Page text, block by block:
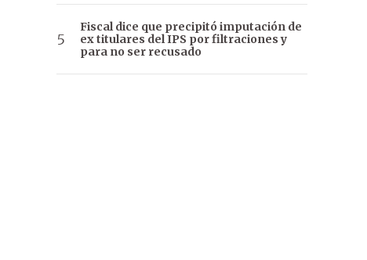
Fiscal dice que precipitó imputación de
ex titulares del IPS por filtraciones y
para no ser recusado